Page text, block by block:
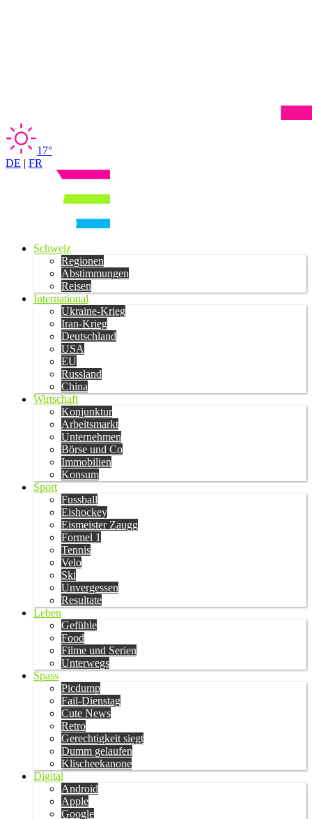
17°
DE | FR
Schweiz
Regionen
Abstimmungen
Reisen
International
Ukraine-Krieg
Iran-Krieg
Deutschland
USA
EU
Russland
China
Wirtschaft
Konjunktur
Arbeitsmarkt
Unternehmen
Börse und Co
Immobilien
Konsum
Sport
Fussball
Eishockey
Eismeister Zaugg
Formel 1
Tennis
Velo
Ski
Unvergessen
Resultate
Leben
Gefühle
Food
Filme und Serien
Unterwegs
Spass
Picdump
Fail-Dienstag
Cute News
Retro
Gerechtigkeit siegt
Dumm gelaufen
Klischeekanone
Digital
Android
Apple
Google